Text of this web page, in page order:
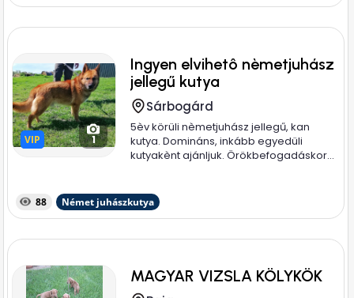
VIP
VIP 1
Ingyen elvihetô nèmetjuhász
jellegű kutya
Sárbogárd
5èv körüli nèmetjuhász jellegű, kan
kutya. Domináns, inkább egyedüli
kutyakènt ajánljuk. Örökbefogadáskor...
88 Német juhászkutya
MAGYAR VIZSLA KÖLYKÖK